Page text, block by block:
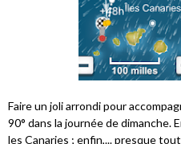
Faire un joli arrondi pour
90° dans la journée de
les Canaries ; enfin,... presque